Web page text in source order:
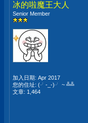
冰的啦魔王大人
Senior Member
加入日期: Apr 2017
您的住址: (╯-_-)╯ ~ ╩╩
文章: 1,464